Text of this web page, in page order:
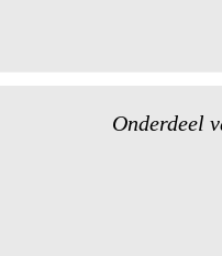
Onderdeel